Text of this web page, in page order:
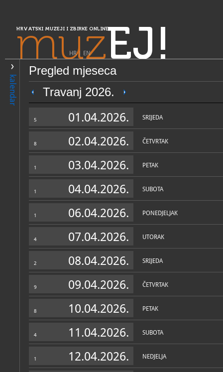
HRVATSKI MUZEJI I ZBIRKE ONLINE
muzEJ!
HR| EN
kalendar
Pregled mjeseca
Travanj 2026.
5 01.04.2026. SRIJEDA
8 02.04.2026. ČETVRTAK
1 03.04.2026. PETAK
1 04.04.2026. SUBOTA
1 06.04.2026. PONEDJELJAK
4 07.04.2026. UTORAK
2 08.04.2026. SRIJEDA
9 09.04.2026. ČETVRTAK
8 10.04.2026. PETAK
4 11.04.2026. SUBOTA
1 12.04.2026. NEDJELJA
PRETRAŽIVANJE
Središnja Hrvatska
Etno-okućnica češke
Selo
OPĆI PODACI
Muzej
objekte na imanju te
narodne baštine
krajem 19. st. Drveni
obojeni u bijelo.
nekoliko dijelova:
sobu,kychune- kuhinju i
U stambenom dijelu
U dvorištu je krušna
spremište za žito te